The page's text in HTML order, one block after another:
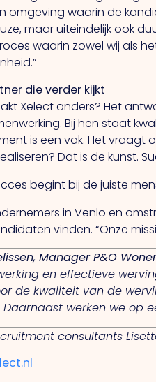
omgeving waarin de
maar uiteindelijk ook
waarin zowel wij als
die verder kijkt
Xelect anders?Het
Bijhen staat
is een vak.Hetvraagt
Datis de kunst.
begint bij de juiste
in Venlo en
vinden. “Onze
Manager P&O
en effectieve
de kwaliteit van de
Daarnaast werken we op
consultants